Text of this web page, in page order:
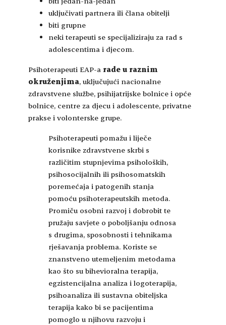
uključivati partnera ili člana obitelji
biti grupne
neki terapeuti se specijaliziraju za rad s
adolescentima i djecom.
Psihoterapeuti EAP-a rade u raznim
okruženjima, uključujući nacionalne
zdravstvene službe, psihijatrijske bolnice i opće
bolnice, centre za djecu i adolescente, privatne
prakse i volonterske grupe.
Psihoterapeuti pomažu i liječe
korisnike zdravstvene skrbi s
različitim stupnjevima psiholoških,
psihosocijalnih ili psihosomatskih
poremećaja i patogenih stanja
pomoću psihoterapeutskih metoda.
Promiču osobni razvoj i dobrobit te
pružaju savjete o poboljšanju odnosa
s drugima, sposobnosti i tehnikama
rješavanja problema. Koriste se
znanstveno utemeljenim metodama
kao što su bihevioralna terapija,
egzistencijalna analiza i logoterapija,
psihoanaliza ili sustavna obiteljska
terapija kako bi se pacijentima
pomoglo u njihovu razvoju i